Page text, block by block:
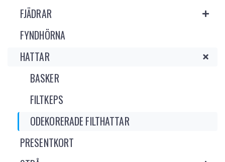
FJÄDRAR
FYNDHÖRNA
HATTAR
BASKER
FILTKEPS
ODEKORERADE FILTHATTAR
PRESENTKORT